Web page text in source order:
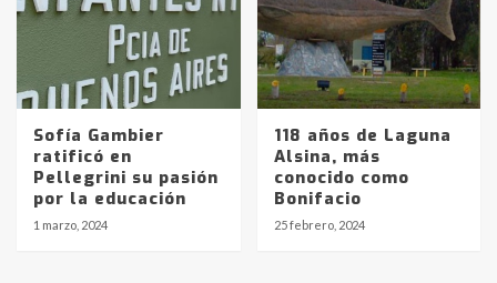
Sofía Gambier
ratificó en
Pellegrini su pasión
por la educación
1 marzo, 2024
118 años de Laguna
Alsina, más
conocido como
Bonifacio
25 febrero, 2024
Los precios de los combustibles en
La Pampa, desde YPF hasta Axion
entre 857 a 1338 pesos
6
La Bolsa de Cereales de Bahía
Blanca anticipa que Agosto vendrá
con lluvias y heladas, en gran parte
de la provincia